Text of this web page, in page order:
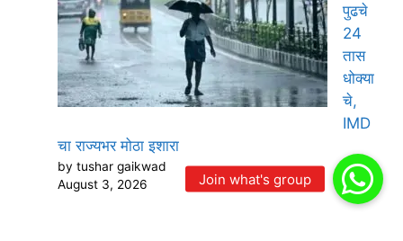
पुढचे
24
तास
धोक्या
चे,
IMD
चा राज्यभर मोठा इशारा
by tushar gaikwad
August 3, 2026